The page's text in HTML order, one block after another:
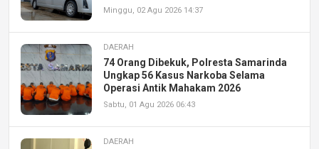
Minggu, 02 Agu 2026 14:37
DAERAH
74 Orang Dibekuk, Polresta Samarinda
Ungkap 56 Kasus Narkoba Selama
Operasi Antik Mahakam 2026
Sabtu, 01 Agu 2026 06:43
DAERAH